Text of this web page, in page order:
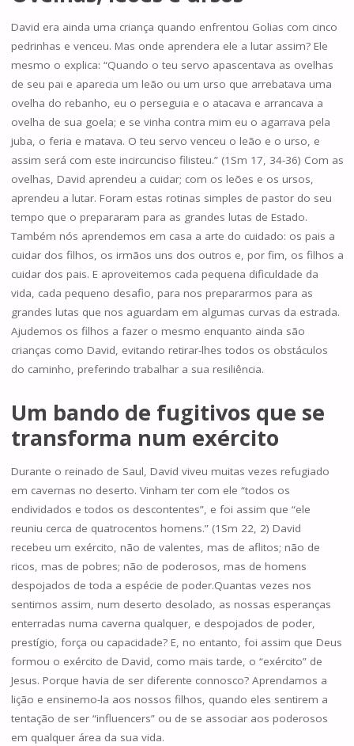
David era ainda uma criança quando enfrentou Golias com cinco
pedrinhas e venceu. Mas onde aprendera ele a lutar assim? Ele
mesmo o explica: “Quando o teu servo apascentava as ovelhas
de seu pai e aparecia um leão ou um urso que arrebatava uma
ovelha do rebanho, eu o perseguia e o atacava e arrancava a
ovelha de sua goela; e se vinha contra mim eu o agarrava pela
juba, o feria e matava. O teu servo venceu o leão e o urso, e
assim será com este incircunciso filisteu.” (1Sm 17, 34-36) Com as
ovelhas, David aprendeu a cuidar; com os leões e os ursos,
aprendeu a lutar. Foram estas rotinas simples de pastor do seu
tempo que o prepararam para as grandes lutas de Estado.
Também nós aprendemos em casa a arte do cuidado: os pais a
cuidar dos filhos, os irmãos uns dos outros e, por fim, os filhos a
cuidar dos pais. E aproveitemos cada pequena dificuldade da
vida, cada pequeno desafio, para nos prepararmos para as
grandes lutas que nos aguardam em algumas curvas da estrada.
Ajudemos os filhos a fazer o mesmo enquanto ainda são
crianças como David, evitando retirar-lhes todos os obstáculos
do caminho, preferindo trabalhar a sua resiliência.
Um bando de fugitivos que se
transforma num exército
Durante o reinado de Saul, David viveu muitas vezes refugiado
em cavernas no deserto. Vinham ter com ele “todos os
endividados e todos os descontentes”, e foi assim que “ele
reuniu cerca de quatrocentos homens.” (1Sm 22, 2) David
recebeu um exército, não de valentes, mas de aflitos; não de
ricos, mas de pobres; não de poderosos, mas de homens
despojados de toda a espécie de poder.Quantas vezes nos
sentimos assim, num deserto desolado, as nossas esperanças
enterradas numa caverna qualquer, e despojados de poder,
prestígio, força ou capacidade? E, no entanto, foi assim que Deus
formou o exército de David, como mais tarde, o “exército” de
Jesus. Porque havia de ser diferente connosco? Aprendamos a
lição e ensinemo-la aos nossos filhos, quando eles sentirem a
tentação de ser “influencers” ou de se associar aos poderosos
em qualquer área da sua vida.